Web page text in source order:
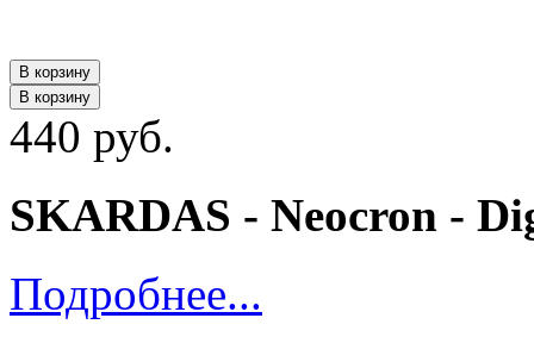
В корзину
В корзину
440 руб.
SKARDAS - Neocron -
Подробнее...